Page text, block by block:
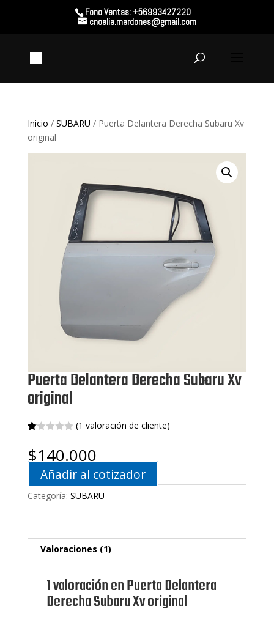
Fono Ventas: +56993427220
cnoelia.mardones@gmail.com
Inicio / SUBARU / Puerta Delantera Derecha Subaru Xv
original
Puerta Delantera Derecha Subaru Xv
original
ra
do
1.
00
s
a
(1 valoración de cliente)
$140.000
Añadir al cotizador
Categoría: SUBARU
Valoraciones (1)
1 valoración enPuerta Delantera
Derecha Subaru Xv original